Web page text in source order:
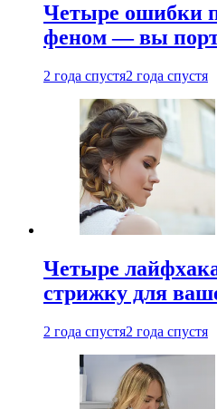
Четыре ошибки
феном — вы
2 года спустя2 года спустя
Четыре
стрижку для
2 года спустя2 года спустя